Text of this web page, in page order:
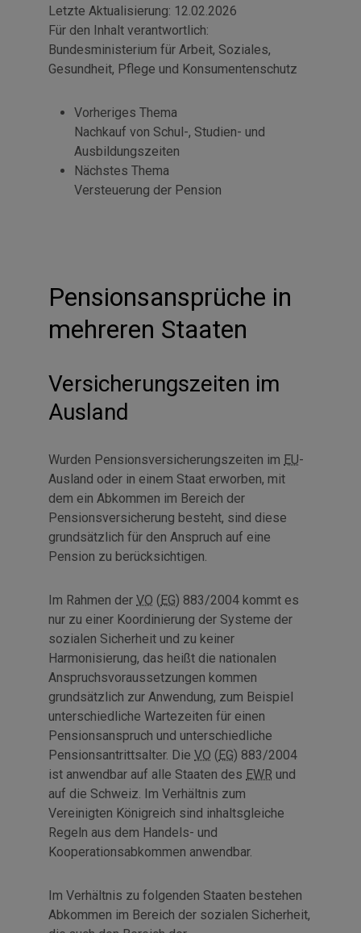
Letzte Aktualisierung: 12.02.2026
Für den Inhalt verantwortlich:
Bundesministerium für Arbeit, Soziales,
Gesundheit, Pflege und Konsumentenschutz
Vorheriges Thema
Nachkauf von Schul-, Studien- und
Ausbildungszeiten
Nächstes Thema
Versteuerung der Pension
Pensionsansprüche in
mehreren Staaten
Versicherungszeiten im
Ausland
Wurden Pensionsversicherungszeiten im EU-
Ausland oder in einem Staat erworben, mit
dem ein Abkommen im Bereich der
Pensionsversicherung besteht, sind diese
grundsätzlich für den Anspruch auf eine
Pension zu berücksichtigen.
Im Rahmen der VO (EG) 883/2004 kommt es
nur zu einer Koordinierung der Systeme der
sozialen Sicherheit und zu keiner
Harmonisierung, das heißt die nationalen
Anspruchsvoraussetzungen kommen
grundsätzlich zur Anwendung, zum Beispiel
unterschiedliche Wartezeiten für einen
Pensionsanspruch und unterschiedliche
Pensionsantrittsalter. Die VO (EG) 883/2004
ist anwendbar auf alle Staaten des EWR und
auf die Schweiz. Im Verhältnis zum
Vereinigten Königreich sind inhaltsgleiche
Regeln aus dem Handels- und
Kooperationsabkommen anwendbar.
Im Verhältnis zu folgenden Staaten bestehen
Abkommen im Bereich der sozialen Sicherheit,